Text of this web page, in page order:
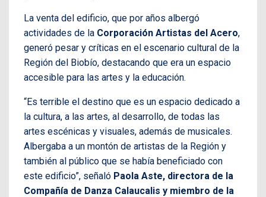
La venta del edificio, que por años albergó
actividades de la Corporación Artistas del Acero,
generó pesar y críticas en el escenario cultural de la
Región del Biobío, destacando que era un espacio
accesible para las artes y la educación.
“Es terrible el destino que es un espacio dedicado a
la cultura, a las artes, al desarrollo, de todas las
artes escénicas y visuales, además de musicales.
Albergaba a un montón de artistas de la Región y
también al público que se había beneficiado con
este edificio”, señaló Paola Aste, directora de la
Compañía de Danza Calaucalis y miembro de la